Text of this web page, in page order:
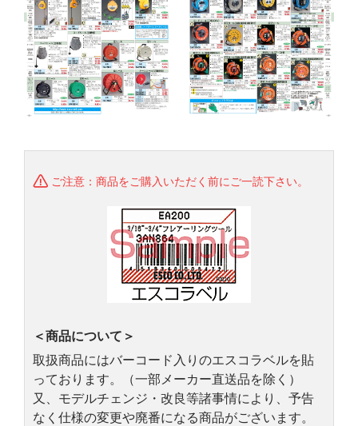
ご注意：商品をご購入いただく前にご一読下さい。
＜商品について＞
取扱商品にはバーコード入りのエスコラベルを貼
っております。（一部メーカー直送品を除く）
又、モデルチェンジ・改良等諸事情により、予告
なく仕様の変更や廃番になる商品がございます。